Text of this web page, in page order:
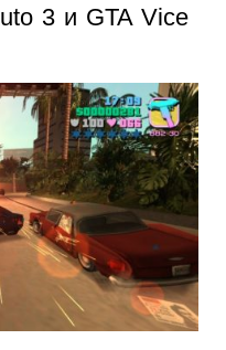
3 и GTA Vice